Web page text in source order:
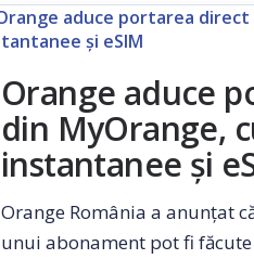
Orange aduce
din MyOrange,
instantanee și
Orange România a anunțat
unui abonament pot fi